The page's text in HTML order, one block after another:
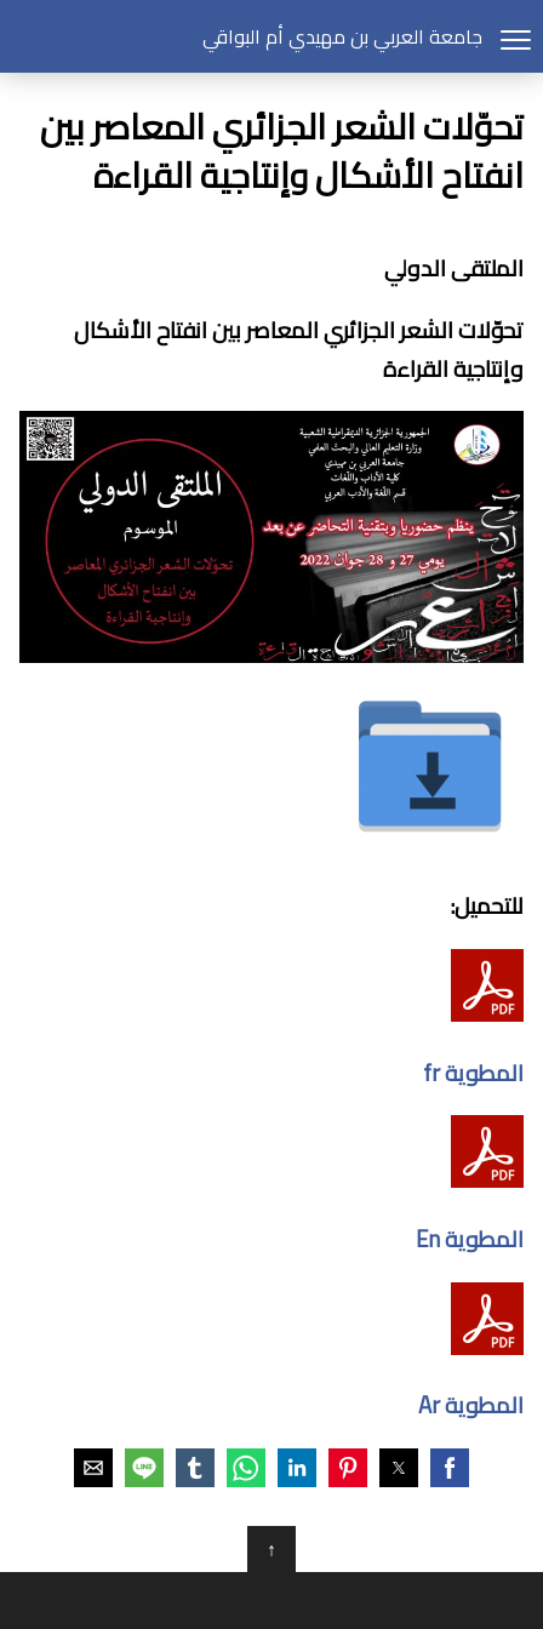
جامعة العربي بن مهيدي أم البواقي
تحوّلات الشعر الجزائري المعاصر بين
انفتاح الأشكال وإنتاجية القراءة
الملتقى الدولي
تحوّلات الشعر الجزائري المعاصر بين انفتاح الأشكال
وإنتاجية القراءة
للتحميل:
المطوية fr
المطوية En
المطوية Ar
↑